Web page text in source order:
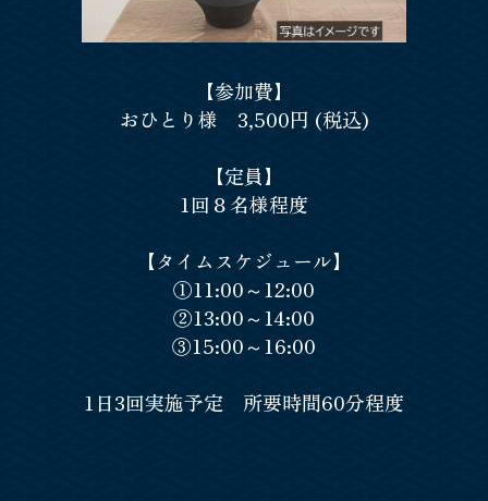
【参加費】
おひとり様 3,500円 (税込)
【定員】
1回８名様程度
【タイムスケジュール】
①11:00～12:00
②13:00～14:00
③15:00～16:00
1日3回実施予定 所要時間60分程度